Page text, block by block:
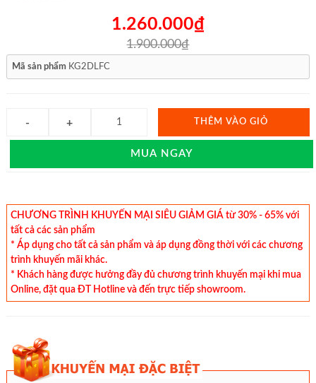
1.260.000₫
1.900.000₫
Mã sản phẩm KG2DLFC
THÊM VÀO GIỎ
MUA NGAY
CHƯƠNG TRÌNH KHUYẾN MẠI SIÊU GIẢM GIÁ từ 30% - 65% với
tất cả các sản phẩm
* Áp dụng cho tất cả sản phẩm và áp dụng đồng thời với các chương
trình khuyến mãi khác.
* Khách hàng được hưởng đầy đủ chương trình khuyến mại khi mua
Online, đặt qua ĐT Hotline và đến trực tiếp showroom.